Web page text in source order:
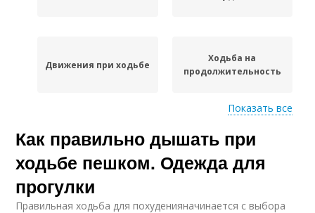
Движения при ходьбе
Ходьба на
продолжительность
Ходьба с дыханием
Упражнение при
ходьбе
Показать все
Как правильно дышать при
ходьбе пешком. Одежда для
прогулки
Правильная ходьба для похуденияначинается с выбора